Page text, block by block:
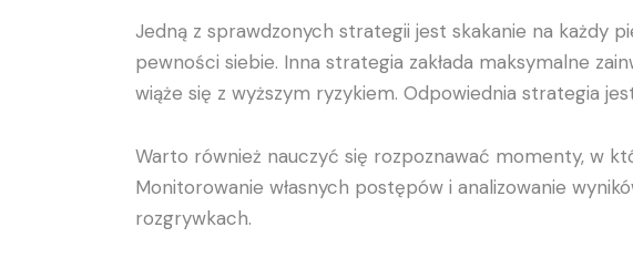
Jedną z sprawdzonych strategii jest skakanie na każdy
pewności siebie. Inna strategia zakłada maksymalne
wiąże się z wyższym ryzykiem. Odpowiednia strategia
Warto również nauczyć się rozpoznawać momenty, w
Monitorowanie własnych postępów i analizowanie
rozgrywkach.